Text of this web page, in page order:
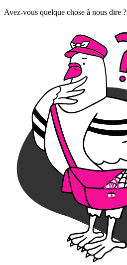
Avez-vous quelque chose à nous dire ?